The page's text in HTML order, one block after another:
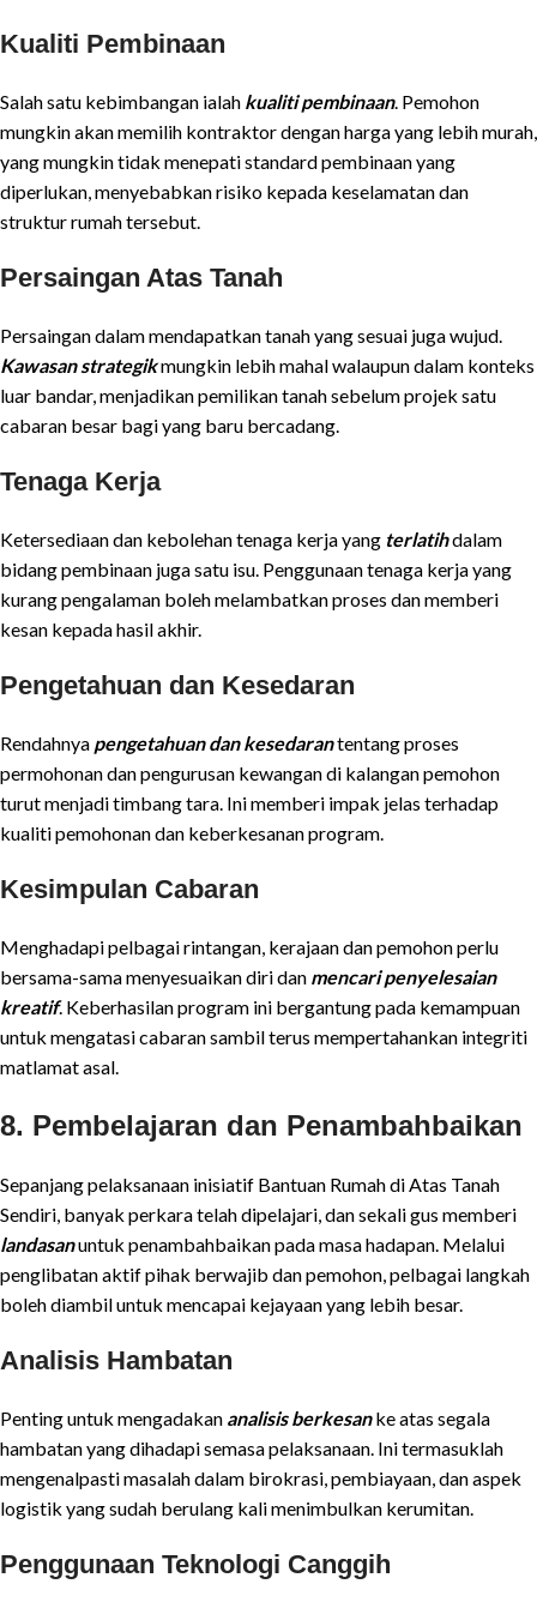
Kualiti Pembinaan
Salah satu kebimbangan ialah kualiti pembinaan. Pemohon
mungkin akan memilih kontraktor dengan harga yang lebih murah,
yang mungkin tidak menepati standard pembinaan yang
diperlukan, menyebabkan risiko kepada keselamatan dan
struktur rumah tersebut.
Persaingan Atas Tanah
Persaingan dalam mendapatkan tanah yang sesuai juga wujud.
Kawasan strategikmungkin lebih mahal walaupun dalam konteks
luar bandar, menjadikan pemilikan tanah sebelum projek satu
cabaran besar bagi yang baru bercadang.
Tenaga Kerja
Ketersediaan dan kebolehan tenaga kerja yang terlatihdalam
bidang pembinaan juga satu isu. Penggunaan tenaga kerja yang
kurang pengalaman boleh melambatkan proses dan memberi
kesan kepada hasil akhir.
Pengetahuan dan Kesedaran
Rendahnya pengetahuan dan kesedarantentang proses
permohonan dan pengurusan kewangan di kalangan pemohon
turut menjadi timbang tara. Ini memberi impak jelas terhadap
kualiti pemohonan dan keberkesanan program.
Kesimpulan Cabaran
Menghadapi pelbagai rintangan, kerajaan dan pemohon perlu
bersama-sama menyesuaikan diri dan mencari penyelesaian
kreatif. Keberhasilan program ini bergantung pada kemampuan
untuk mengatasi cabaran sambil terus mempertahankan integriti
matlamat asal.
8. Pembelajaran dan Penambahbaikan
Sepanjang pelaksanaan inisiatif Bantuan Rumah di Atas Tanah
Sendiri, banyak perkara telah dipelajari, dan sekali gus memberi
landasanuntuk penambahbaikan pada masa hadapan. Melalui
penglibatan aktif pihak berwajib dan pemohon, pelbagai langkah
boleh diambil untuk mencapai kejayaan yang lebih besar.
Analisis Hambatan
Penting untuk mengadakan analisis berkesanke atas segala
hambatan yang dihadapi semasa pelaksanaan. Ini termasuklah
mengenalpasti masalah dalam birokrasi, pembiayaan, dan aspek
logistik yang sudah berulang kali menimbulkan kerumitan.
Penggunaan Teknologi Canggih